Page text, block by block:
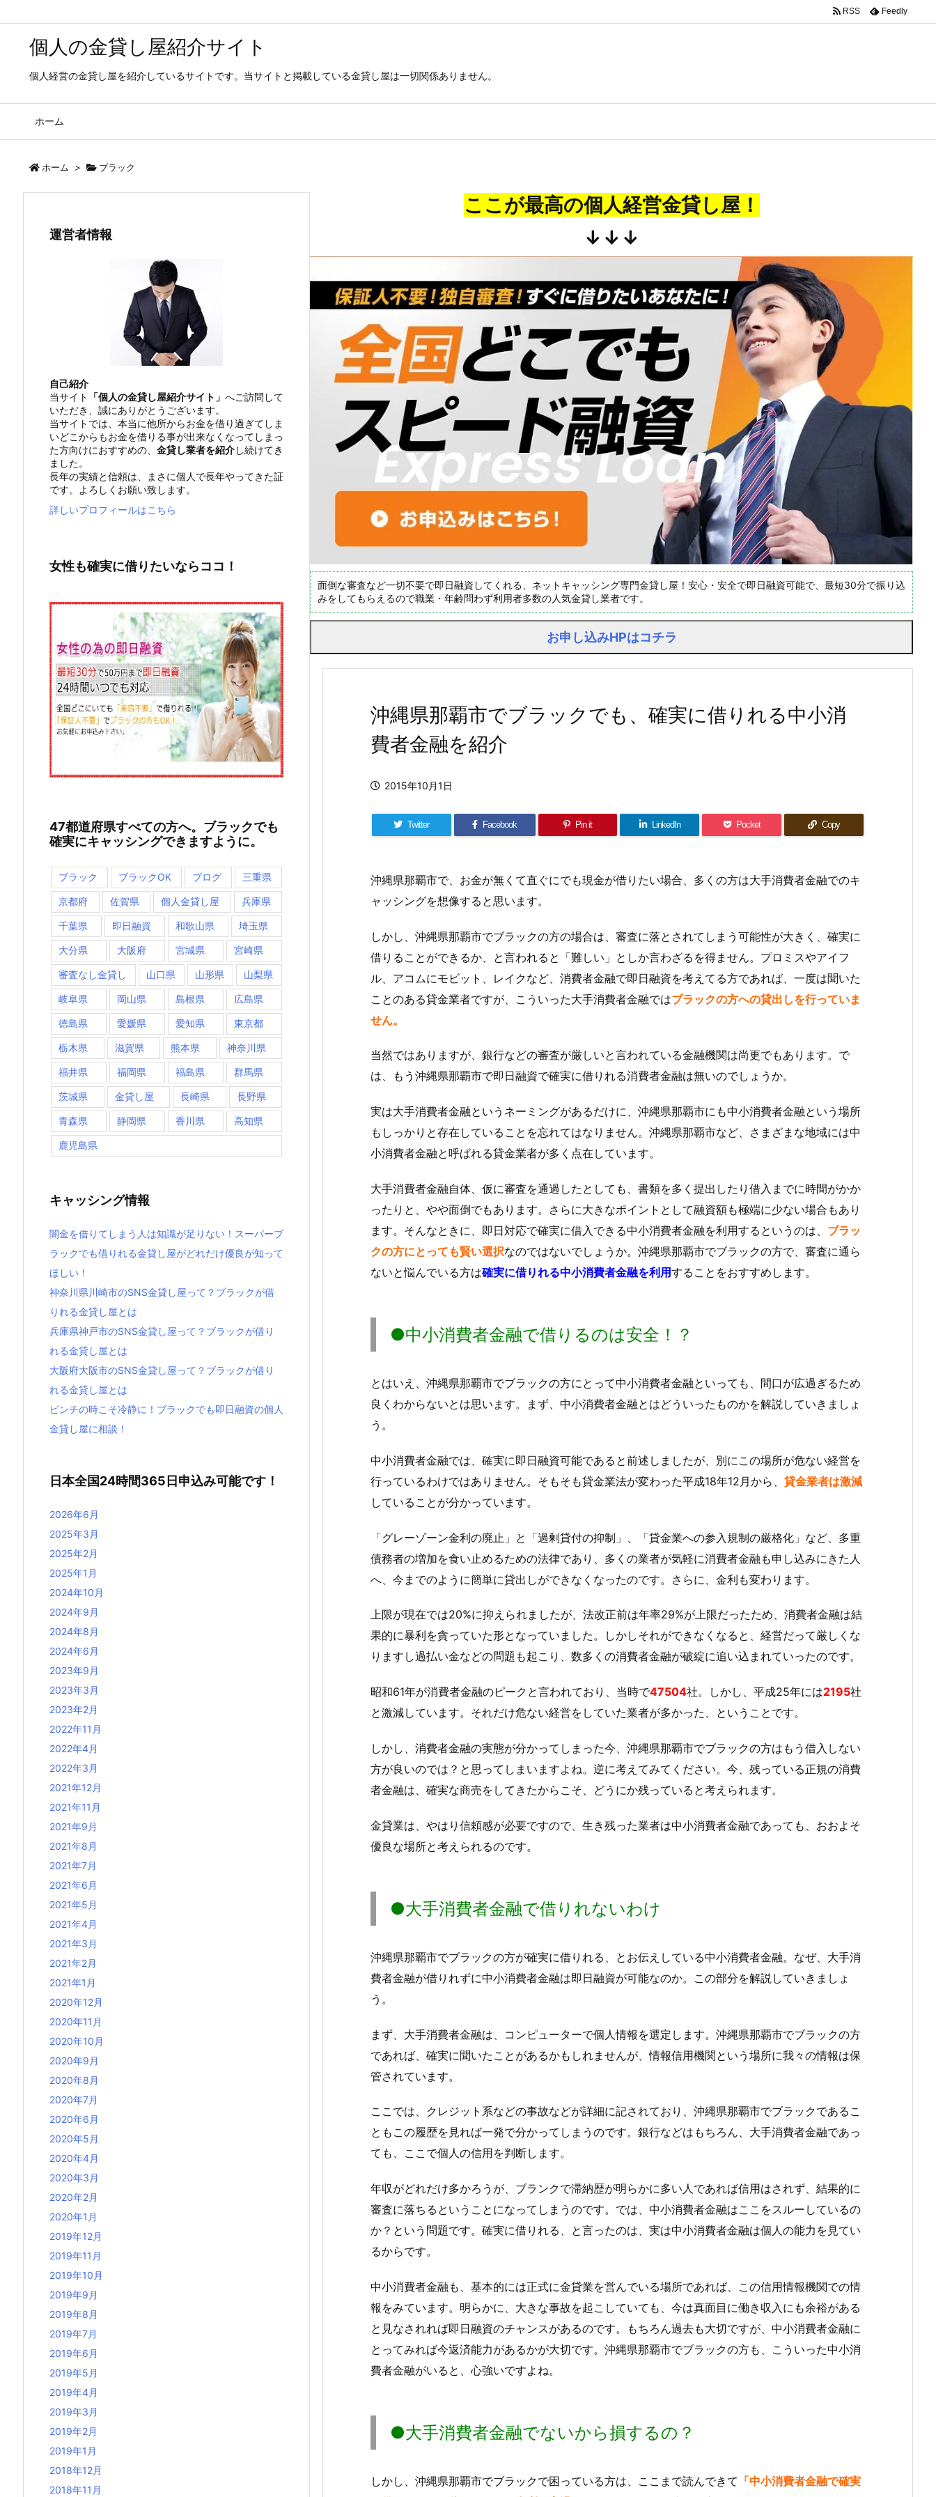
個人の金貸し屋紹介サイト
個人経営の金貸し屋を紹介しているサイトです。当サイトと掲載している金貸し屋は一切関係ありません。
ホーム
RSS Feedly
ホーム > ブラック
ここが最高の個人経営金貸し屋！
↓↓↓
面倒な審査など一切不要で即日融資してくれる、ネットキャッシング専門金貸し屋！安心・安全で即日融資可能で、最短30分で振り込
みをしてもらえるので職業・年齢問わず利用者多数の人気金貸し業者です。
お申し込みHPはコチラ
沖縄県那覇市でブラックでも、確実に借りれる中小消
費者金融を紹介
2015年10月1日
Twitter Facebook Pin it LinkedIn Pocket Copy
沖縄県那覇市で、お金が無くて直ぐにでも現金が借りたい場合、多くの方は大手消費者金融でのキ
ャッシングを想像すると思います。
しかし、沖縄県那覇市でブラックの方の場合は、審査に落とされてしまう可能性が大きく、確実に
借りることができるか、と言われると「難しい」としか言わざるを得ません。プロミスやアイフ
ル、アコムにモビット、レイクなど、消費者金融で即日融資を考えてる方であれば、一度は聞いた
ことのある貸金業者ですが、こういった大手消費者金融ではブラックの方への貸出しを行っていま
せん。
当然ではありますが、銀行などの審査が厳しいと言われている金融機関は尚更でもあります。で
は、もう沖縄県那覇市で即日融資で確実に借りれる消費者金融は無いのでしょうか。
実は大手消費者金融というネーミングがあるだけに、沖縄県那覇市にも中小消費者金融という場所
もしっかりと存在していることを忘れてはなりません。沖縄県那覇市など、さまざまな地域には中
小消費者金融と呼ばれる貸金業者が多く点在しています。
大手消費者金融自体、仮に審査を通過したとしても、書類を多く提出したり借入までに時間がかか
ったりと、やや面倒でもあります。さらに大きなポイントとして融資額も極端に少ない場合もあり
ます。そんなときに、即日対応で確実に借入できる中小消費者金融を利用するというのは、 ブラッ
クの方にとっても賢い選択なのではないでしょうか。沖縄県那覇市でブラックの方で、審査に通ら
ないと悩んでいる方は確実に借りれる中小消費者金融を利用することをおすすめします。
●中小消費者金融で借りるのは安全！？
とはいえ、沖縄県那覇市でブラックの方にとって中小消費者金融といっても、間口が広過ぎるため
良くわからないとは思います。まず、中小消費者金融とはどういったものかを解説していきましょ
う。
中小消費者金融では、確実に即日融資可能であると前述しましたが、別にこの場所が危ない経営を
行っているわけではありません。そもそも貸金業法が変わった平成18年12月から、 貸金業者は激減
していることが分かっています。
「グレーゾーン金利の廃止」と「過剰貸付の抑制」、「貸金業への参入規制の厳格化」など、多重
債務者の増加を食い止めるための法律であり、多くの業者が気軽に消費者金融も申し込みにきた人
へ、今までのように簡単に貸出しができなくなったのです。さらに、金利も変わります。
上限が現在では20%に抑えられましたが、法改正前は年率29%が上限だったため、消費者金融は結
果的に暴利を貪っていた形となっていました。しかしそれができなくなると、経営だって厳しくな
りますし過払い金などの問題も起こり、数多くの消費者金融が破綻に追い込まれていったのです。
昭和61年が消費者金融のピークと言われており、当時で47504社。しかし、平成25年には2195社
と激減しています。それだけ危ない経営をしていた業者が多かった、ということです。
しかし、消費者金融の実態が分かってしまった今、沖縄県那覇市でブラックの方はもう借入しない
方が良いのでは？と思ってしまいますよね。逆に考えてみてください。今、残っている正規の消費
者金融は、確実な商売をしてきたからこそ、どうにか残っていると考えられます。
金貸業は、やはり信頼感が必要ですので、生き残った業者は中小消費者金融であっても、おおよそ
優良な場所と考えられるのです。
●大手消費者金融で借りれないわけ
沖縄県那覇市でブラックの方が確実に借りれる、とお伝えしている中小消費者金融。なぜ、大手消
費者金融が借りれずに中小消費者金融は即日融資が可能なのか。この部分を解説していきましょ
う。
まず、大手消費者金融は、コンピューターで個人情報を選定します。沖縄県那覇市でブラックの方
であれば、確実に聞いたことがあるかもしれませんが、情報信用機関という場所に我々の情報は保
管されています。
ここでは、クレジット系などの事故などが詳細に記されており、沖縄県那覇市でブラックであるこ
ともこの履歴を見れば一発で分かってしまうのです。銀行などはもちろん、大手消費者金融であっ
ても、ここで個人の信用を判断します。
年収がどれだけ多かろうが、ブランクで滞納歴が明らかに多い人であれば信用はされず、結果的に
審査に落ちるということになってしまうのです。では、中小消費者金融はここをスルーしているの
か？という問題です。確実に借りれる、と言ったのは、実は中小消費者金融は個人の能力を見てい
るからです。
中小消費者金融も、基本的には正式に金貸業を営んでいる場所であれば、この信用情報機関での情
報をみています。明らかに、大きな事故を起こしていても、今は真面目に働き収入にも余裕がある
と見なされれば即日融資のチャンスがあるのです。もちろん過去も大切ですが、中小消費者金融に
とってみれば今返済能力があるかが大切です。沖縄県那覇市でブラックの方も、こういった中小消
費者金融がいると、心強いですよね。
●大手消費者金融でないから損するの？
しかし、沖縄県那覇市でブラックで困っている方は、ここまで読んできて 「中小消費者金融で確実
運営者情報
自己紹介
当サイト
「個人の金貸し屋紹介サイト」 へご訪問して
いただき、誠にありがとうございます。
当サイトでは、本当に他所からお金を借り過ぎてしま
いどこからもお金を借りる事が出来なくなってしまっ
た方向けにおすすめの、 金貸し業者を紹介し続けてき
ました。
長年の実績と信頼は、まさに個人で長年やってきた証
です。よろしくお願い致します。
詳しいプロフィールはこちら
女性も確実に借りたいならココ！
47都道府県すべての方へ。ブラックでも
確実にキャッシングできますように。
ブラック ブラックOK ブログ 三重県
京都府 佐賀県 個人金貸し屋 兵庫県
千葉県 即日融資 和歌山県 埼玉県
大分県 大阪府 宮城県 宮崎県
審査なし金貸し 山口県 山形県 山梨県
岐阜県 岡山県 島根県 広島県
徳島県 愛媛県 愛知県 東京都
栃木県 滋賀県 熊本県 神奈川県
福井県 福岡県 福島県 群馬県
茨城県 金貸し屋 長崎県 長野県
青森県 静岡県 香川県 高知県
鹿児島県
キャッシング情報
闇金を借りてしまう人は知識が足りない！スーパーブ
ラックでも借りれる金貸し屋がどれだけ優良が知って
ほしい！
神奈川県川崎市のSNS金貸し屋って？ブラックが借
りれる金貸し屋とは
兵庫県神戸市のSNS金貸し屋って？ブラックが借り
れる金貸し屋とは
大阪府大阪市のSNS金貸し屋って？ブラックが借り
れる金貸し屋とは
ピンチの時こそ冷静に！ブラックでも即日融資の個人
金貸し屋に相談！
日本全国24時間365日申込み可能です！
2026年6月
2025年3月
2025年2月
2025年1月
2024年10月
2024年9月
2024年8月
2024年6月
2023年9月
2023年3月
2023年2月
2022年11月
2022年4月
2022年3月
2021年12月
2021年11月
2021年9月
2021年8月
2021年7月
2021年6月
2021年5月
2021年4月
2021年3月
2021年2月
2021年1月
2020年12月
2020年11月
2020年10月
2020年9月
2020年8月
2020年7月
2020年6月
2020年5月
2020年4月
2020年3月
2020年2月
2020年1月
2019年12月
2019年11月
2019年10月
2019年9月
2019年8月
2019年7月
2019年6月
2019年5月
2019年4月
2019年3月
2019年2月
2019年1月
2018年12月
2018年11月